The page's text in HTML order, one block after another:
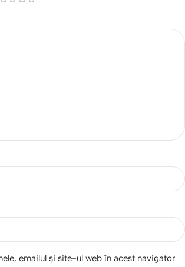
emailul și site-ul web în acest navigator